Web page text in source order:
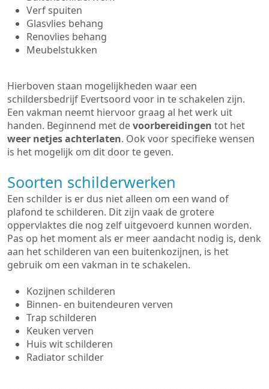
Verf spuiten
Glasvlies behang
Renovlies behang
Meubelstukken
Hierboven staan mogelijkheden waar een
schildersbedrijf Evertsoord voor in te schakelen zijn.
Een vakman neemt hiervoor graag al het werk uit
handen. Beginnend met devoorbereidingen tot het
weer netjes achterlaten. Ook voor specifieke wensen
is het mogelijk om dit door te geven.
Soorten schilderwerken
Een schilder is er dus niet alleen om een wand of
plafond te schilderen. Dit zijn vaak de grotere
oppervlaktes die nog zelf uitgevoerd kunnen worden.
Pas op het moment als er meer aandacht nodig is, denk
aan het schilderen van een buitenkozijnen, is het
gebruik om een vakman in te schakelen.
Kozijnen schilderen
Binnen- en buitendeuren verven
Trap schilderen
Keuken verven
Huis wit schilderen
Radiator schilder